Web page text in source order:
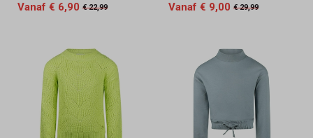
Vanaf € 6,90 € 22,99 Vanaf € 9,00 € 29,99